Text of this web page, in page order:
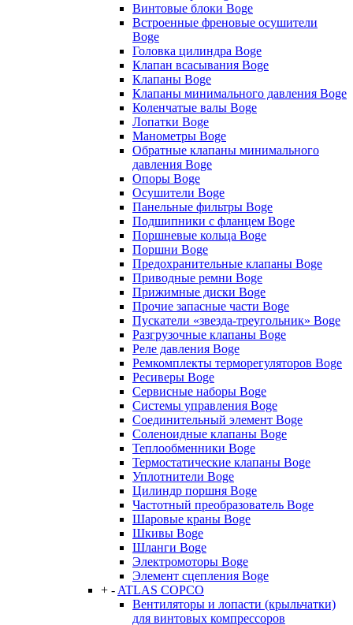
Винтовые блоки Boge
Встроенные френовые осушители
Boge
Головка цилиндра Boge
Клапан всасывания Boge
Клапаны Boge
Клапаны минимального давления Boge
Коленчатые валы Boge
Лопатки Boge
Манометры Boge
Обратные клапаны минимального
давления Boge
Опоры Boge
Осушители Boge
Панельные фильтры Boge
Подшипники с фланцем Boge
Поршневые кольца Boge
Поршни Boge
Предохранительные клапаны Boge
Приводные ремни Boge
Прижимные диски Boge
Прочие запасные части Boge
Пускатели «звезда-треугольник» Boge
Разгрузочные клапаны Boge
Реле давления Boge
Ремкомплекты терморегуляторов Boge
Ресиверы Boge
Сервисные наборы Boge
Системы управления Boge
Соединительный элемент Boge
Соленоидные клапаны Boge
Теплообменники Boge
Термостатические клапаны Boge
Уплотнители Boge
Цилиндр поршня Boge
Частотный преобразователь Boge
Шаровые краны Boge
Шкивы Boge
Шланги Boge
Электромоторы Boge
Элемент сцепления Boge
+ - ATLAS COPCO
Вентиляторы и лопасти (крыльчатки)
для винтовых компрессоров